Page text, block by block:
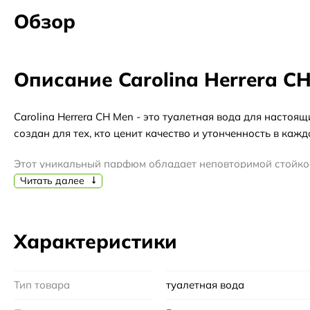
Обзор
Описание Carolina Herrera
Carolina Herrera CH Men - это туалетная вода для
создан для тех, кто ценит качество и утонченность в
Этот уникальный парфюм обладает неповторимой
бергамота и грейпфрута, которые придают ему особую
холодные дни. Это идеальный выбор для специальных
Carolina Herrera - это всемирно известный бренд,
Читать далее
Характеристики
Тип товара туалетная вода